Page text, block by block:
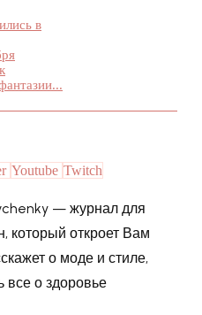
в
Youtube Twitch
— журнал для
откроет Вам
о моде и стиле,
все о здоровье